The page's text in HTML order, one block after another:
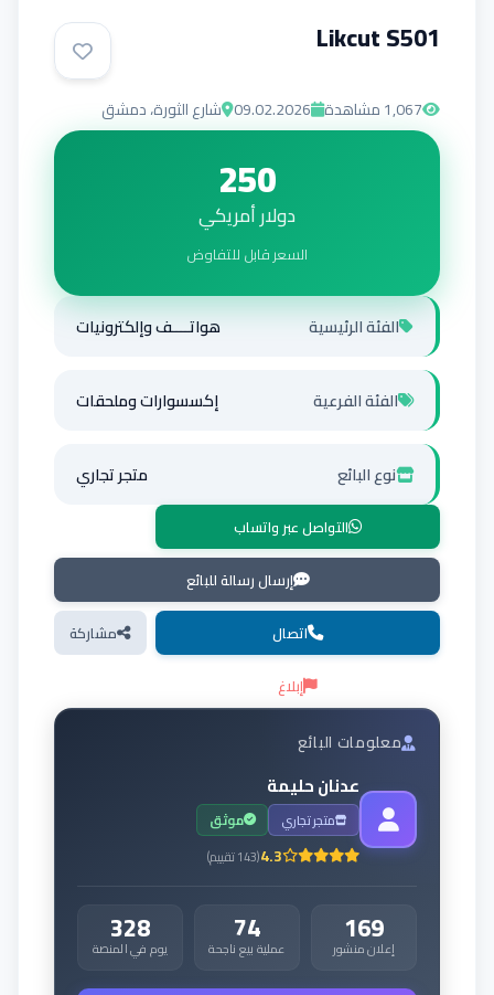
Likcut S501
1,067مشاهدة 09.02.2026 شارع الثورة، دمشق
250
دولار أمريكي
السعر قابل للتفاوض
الفئة الرئيسية هواتــــف وإلكترونيات
الفئة الفرعية إكسسوارات وملحقات
نوع البائع متجر تجاري
التواصل عبر واتساب
إرسال رسالة للبائع
اتصال
مشاركة
إبلاغ
معلومات البائع
عدنان حليمة
متجر تجاري موثق
4.3
(
143تقييم)
169
إعلان منشور 74
عملية بيع ناجحة 328
يوم في المنصة